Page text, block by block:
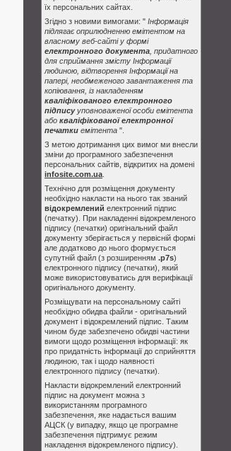
їх персональних сайтах.
Згідно з новими вимогами: " Інформація
підлягає оприлюдненню емітентом на
власному веб-сайті у формі
електронного документа , придатного
для сприймання змісту Інформації
людиною, відтворення Інформації на
папері, необмеженого завантаження та
копіювання, із накладенням
кваліфікованого електронного
підписууповноваженої особи емітента
або кваліфікованої електронної
печатки емітента ".
З метою дотримання цих вимог ми внесли
зміни до програмного забезпечення
персональних сайтів, відкритих на домені
infosite.com.ua
Технічно для розміщення документу
необхідно накласти на нього так званий
відокремлений електронний підпис
(печатку). При накладенні відокремленого
підпису (печатки) оригінальний файл
документу зберігається у первісній формі
але додатково до нього формується
супутній файл (з розширенням .p7s)
електронного підпису (печатки), який
може використовуватись для верифікації
оригінального документу.
Розміщувати на персональному сайті
необхідно обидва файли - оригінальний
документ і відокремлений підпис. Таким
чином буде забезпечено обидві частини
вимоги щодо розміщення інформації: як
про придатність інформації до сприйняття
людиною, так і щодо наявності
електронного підпису (печатки).
Накласти відокремлений електронний
підпис на документ можна з
використанням програмного
забезпечення, яке надається вашим
АЦСК (у випадку, якщо це програмне
забезпечення підтримує режим
накладення відокремленого підпису).